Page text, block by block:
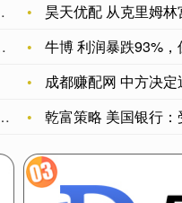
元/股，距离上次历史高点166.83元/股也仅有一步之遥。
会带来上行风险。联昌国际补充道，增强的流动性激励措施应会缓解资金压力，但信贷传导可能依然有限，随着银行继续将过剩流动性配置于印尼央行证券。
区防汛防台Ⅰ级响应行动。请各街镇、各单位做好应对防范工作，做好人员转移安置、社会面保安全工作。当前，上海青浦区高挂大风橙色预警、暴雨橙色预警。（澎湃）
昊天优配 从克里姆林宫到
牛博 利润暴跌93%
成都赚配网 中方决定近期向
乾富策略 美国银行：受伊